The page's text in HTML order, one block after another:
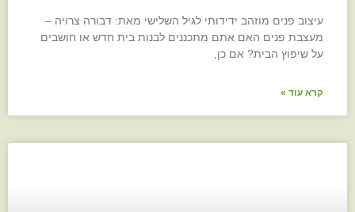
עיצוב פנים מוזהב ידידותי לגיל השלישי מאת: דבורה צרויה –
מעצבת פנים האם אתם מתכננים לבנות בית חדש או חושבים
על שיפוץ הבית? אם כן,
קרא עוד »